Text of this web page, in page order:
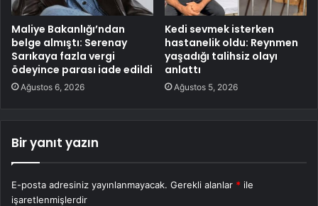
Maliye Bakanlığı’ndan
belge almıştı: Serenay
Sarıkaya fazla vergi
ödeyince parası iade edildi
Ağustos 6, 2026
Kedi sevmek isterken
hastanelik oldu: Reynmen
yaşadığı talihsiz olayı
anlattı
Ağustos 5, 2026
Bir yanıt yazın
E-posta adresiniz yayınlanmayacak. Gerekli alanlar * ile
işaretlenmişlerdir